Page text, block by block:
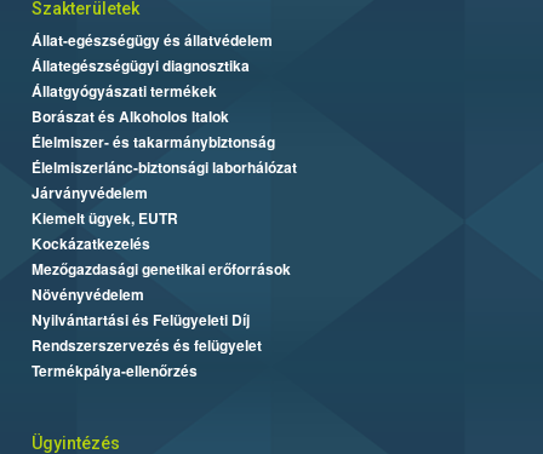
Szakterületek
Állat-egészségügy és állatvédelem
Állategészségügyi diagnosztika
Állatgyógyászati termékek
Borászat és Alkoholos Italok
Élelmiszer- és takarmánybiztonság
Élelmiszerlánc-biztonsági laborhálózat
Járványvédelem
Kiemelt ügyek, EUTR
Kockázatkezelés
Mezőgazdasági genetikai erőforrások
Növényvédelem
Nyilvántartási és Felügyeleti Díj
Rendszerszervezés és felügyelet
Termékpálya-ellenőrzés
Ügyintézés